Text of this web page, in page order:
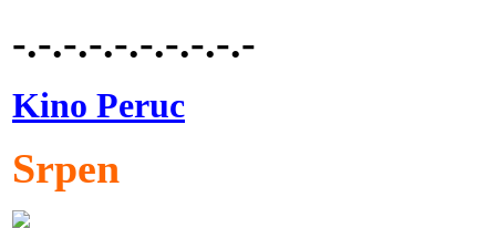
-.-.-.-.-.-.-.-.-.-
Kino Peruc
Srpen